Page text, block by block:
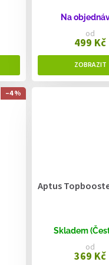
Na
od
499 Kč
–4 %
Aptus
Skladem
od
369 Kč